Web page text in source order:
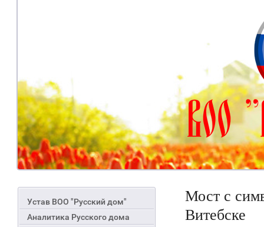
Устав ВОО "Русский дом"
Аналитика Русского дома
Мост с
Витебске